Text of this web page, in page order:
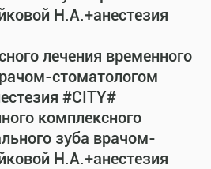
Н.А.+анестезия
лечения временного
стоматологом
#CITY#
комплексного
зуба врачом-
Н.А.+анестезия